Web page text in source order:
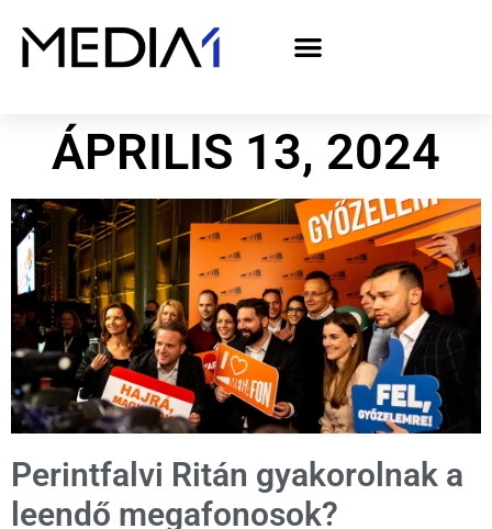
ÁPRILIS 13, 2024
Perintfalvi Ritán gyakorolnak a
leendő megafonosok?